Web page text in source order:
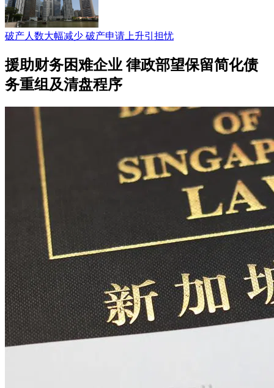
破产人数大幅减少 破产申请上升引担忧
援助财务困难企业 律政部望保留简化债
务重组及清盘程序